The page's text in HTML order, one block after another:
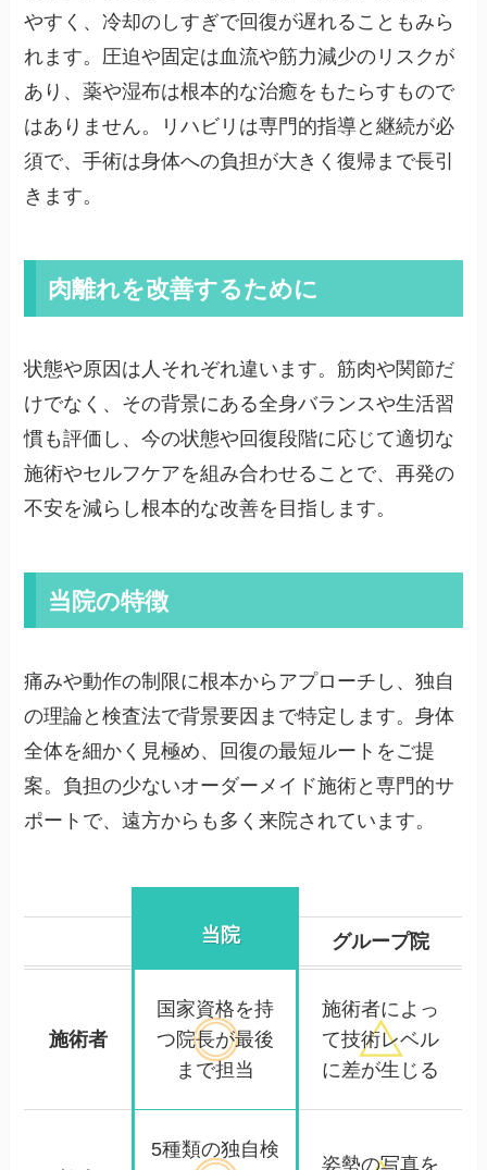
やすく、冷却のしすぎで回復が遅れることもみら
れます。圧迫や固定は血流や筋力減少のリスクが
あり、薬や湿布は根本的な治癒をもたらすもので
はありません。リハビリは専門的指導と継続が必
須で、手術は身体への負担が大きく復帰まで長引
きます。
肉離れを改善するために
状態や原因は人それぞれ違います。筋肉や関節だ
けでなく、その背景にある全身バランスや生活習
慣も評価し、今の状態や回復段階に応じて適切な
施術やセルフケアを組み合わせることで、再発の
不安を減らし根本的な改善を目指します。
当院の特徴
痛みや動作の制限に根本からアプローチし、独自
の理論と検査法で背景要因まで特定します。身体
全体を細かく見極め、回復の最短ルートをご提
案。負担の少ないオーダーメイド施術と専門的サ
ポートで、遠方からも多く来院されています。
当院 グループ院
施術者
国家資格を持
つ院長が最後
まで担当
施術者によっ
て技術レベル
に差が生じる
5種類の独自検
姿勢の写真を